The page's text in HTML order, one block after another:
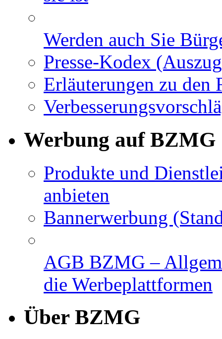
Werden auch Sie
Presse-Kodex
Erläuterungen zu den
Werbung auf BZMG
Produkte und
anbieten
Bannerwerbung
AGB BZMG –
die Werbeplattformen
Über BZMG